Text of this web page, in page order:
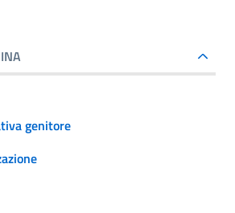
genitore